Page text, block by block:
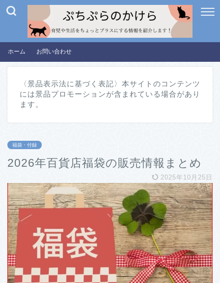
ホーム お問い合わせ
〈景品表示法に基づく表記〉本サイトのコンテンツ
には景品プロモーションが含まれている場合があり
ます。
福袋・付録
2026年百貨店福袋の販売情報まとめ
2025年10月25日